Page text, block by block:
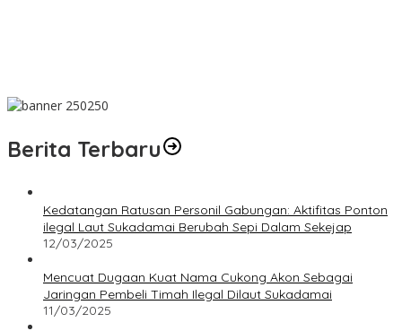
Berita Terbaru
Kedatangan Ratusan Personil Gabungan: Aktifitas Ponton
ilegal Laut Sukadamai Berubah Sepi Dalam Sekejap
12/03/2025
Mencuat Dugaan Kuat Nama Cukong Akon Sebagai
Jaringan Pembeli Timah Ilegal Dilaut Sukadamai
11/03/2025